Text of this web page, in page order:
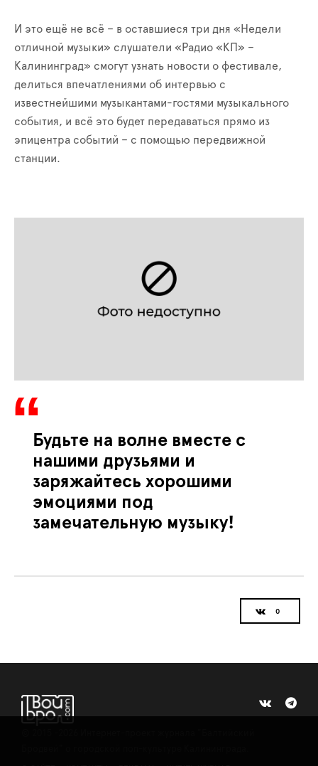
И это ещё не всё – в оставшиеся три дня «Недели
отличной музыки» слушатели «Радио «КП» –
Калининград» смогут узнать новости о фестивале,
делиться впечатлениями об интервью с
известнейшими музыкантами-гостями музыкального
события, и всё это будет передаваться прямо из
эпицентра событий – с помощью передвижной
станции.
Будьте на волне вместе с
нашими друзьями и
заряжайтесь хорошими
эмоциями под
замечательную музыку!